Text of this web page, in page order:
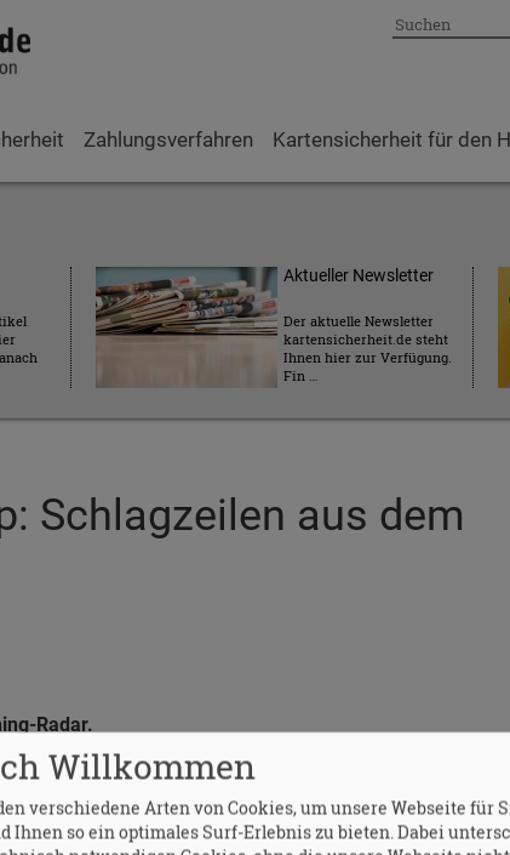
Suche
Zahlungsverfahren Kartensicherheit für den
Aktueller Newsletter
Der aktuelle Newsletter
kartensicherheit.de steht
Ihnen hier zur Verfügung.
Fin …
Schlagzeilen aus dem
Radar.
die Verbraucherzentrale regelmäßig vor
und QR Codes. Ein aktuelles Beispiel ist eine Mail
jetzt Ihren ING Zugang“. Besonders perfide: Der
„Anti-Phishing-Programm“ soll Sicherheit
Willkommen
verschiedene Arten von Cookies, um unsere Webseite für
Ihnen so ein optimales Surf-Erlebnis zu bieten. Dabei